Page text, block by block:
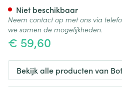
€ 59,60
Niet beschikbaar
Neem contact op met ons via
we samen de mogelijkheden.
Bekijk alle producten van